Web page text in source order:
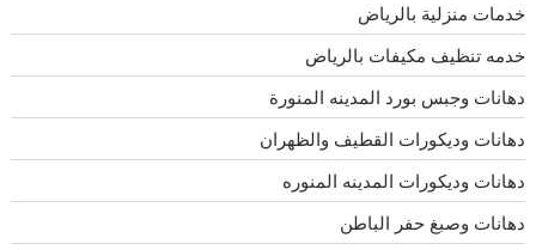
خدمات منزلية بالرياض
خدمه تنظيف مكيفات بالرياض
دهانات وجبس بورد المدينه المنورة
دهانات وديكورات القطيف والظهران
دهانات وديكورات المدينه المنوره
دهانات وصبغ حفر الباطن